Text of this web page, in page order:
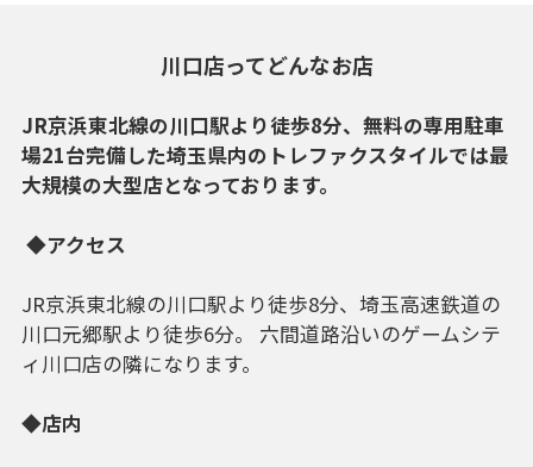
川口店ってどんなお店
JR京浜東北線の川口駅より徒歩8分、無料の専用駐車
場21台完備した埼玉県内のトレファクスタイルでは最
大規模の大型店となっております。
◆アクセス
JR京浜東北線の川口駅より徒歩8分、埼玉高速鉄道の
川口元郷駅より徒歩6分。 六間道路沿いのゲームシテ
ィ川口店の隣になります。
◆店内